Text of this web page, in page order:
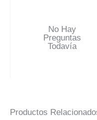
No Hay
Preguntas
Todavía
Productos